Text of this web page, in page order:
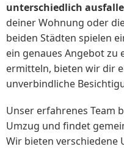
unterschiedlich
deiner Wohnung oder
beiden Städten spielen
ein genaues Angebot zu
ermitteln, bieten wir dir
unverbindliche
Unser erfahrenes Team
Umzug und findet
Wir bieten verschiedene